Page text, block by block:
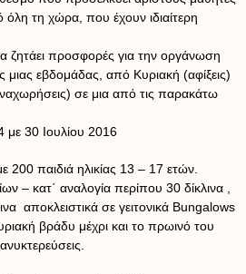
όλη τη χώρα, που έχουν ιδιαίτερη
ζητάει προσφορές για την οργάνωση
μιας εβδομάδας, από Κυριακή (αφίξεις)
σε μια από τις παρακάτω
με 30 Ιουλίου 2016
200 παιδιά ηλικίας 13 – 17 ετών.
– κατ΄ αναλογία περίπου 30 δίκλινα ,
αποκλειστικά σε γειτονικά Bungalows
βράδυ μέχρι και το πρωινό του